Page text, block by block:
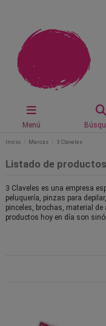
Menú
Inicio Marcas 3 Claveles
Listado de
3 Claveles es una empresa
peluquería, pinzas para
pinceles, brochas, material
productos hoy en día son